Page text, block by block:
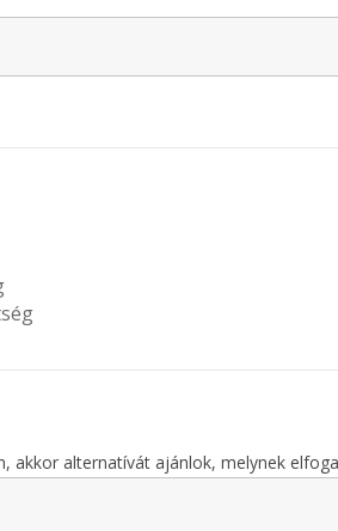
akkor alternatívát ajánlok, melynek